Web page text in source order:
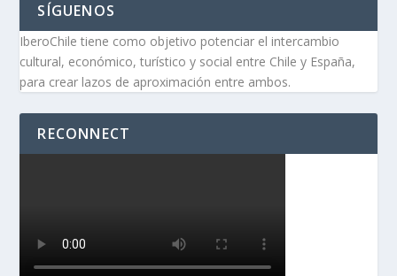
SÍGUENOS
IberoChile tiene como objetivo potenciar el intercambio
cultural, económico, turístico y social entre Chile y España,
para crear lazos de aproximación entre ambos.
RECONNECT